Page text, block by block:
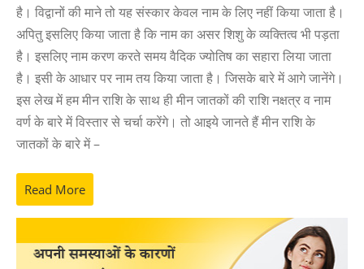
है। विद्वानों की माने तो यह संस्कार केवल नाम के लिए नहीं किया जाता है।
अपितु इसलिए किया जाता है कि नाम का असर शिशु के व्यक्तित्व भी पड़ता
है। इसलिए नाम करण करते समय वैदिक ज्योतिष का सहारा लिया जाता
है। इसी के आधार पर नाम तय किया जाता है। जिसके बारे में आगे जानेंगे।
इस लेख में हम मीन राशि के साथ ही मीन जातकों की राशि नक्षत्र व नाम
वर्ण के बारे में विस्तार से चर्चा करेंगे। तो आइये जानते हैं मीन राशि के
जातकों के बारे में –
Read More